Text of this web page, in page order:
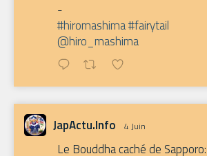
-
#hiromashima#fairytail
@hiro_mashima
JapActu.Info 4 Juin
Le Bouddha caché de Sapporo: